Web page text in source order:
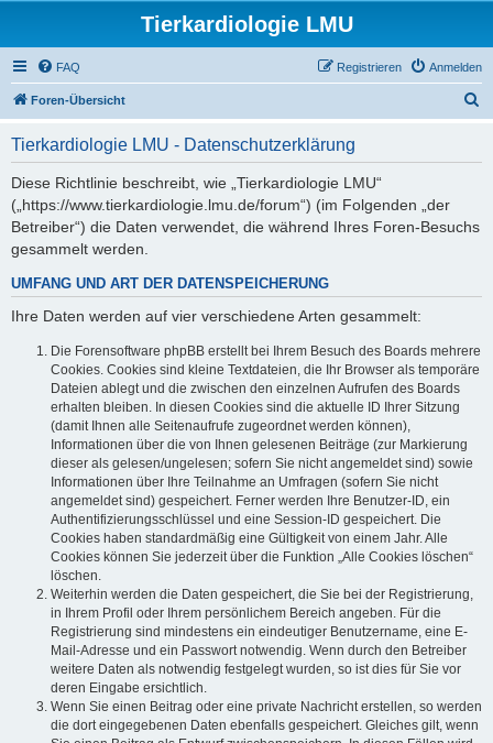
Tierkardiologie LMU
FAQ Anmelden
Registrieren
Foren-Übersicht
Tierkardiologie LMU - Datenschutzerklärung
Diese Richtlinie beschreibt, wie „Tierkardiologie LMU“
(„https://www.tierkardiologie.lmu.de/forum“) (im Folgenden „der
Betreiber“) die Daten verwendet, die während Ihres Foren-Besuchs
gesammelt werden.
UMFANG UND ART DER DATENSPEICHERUNG
Ihre Daten werden auf vier verschiedene Arten gesammelt:
Die Forensoftware phpBB erstellt bei Ihrem Besuch des Boards mehrere
Cookies. Cookies sind kleine Textdateien, die Ihr Browser als temporäre
Dateien ablegt und die zwischen den einzelnen Aufrufen des Boards
erhalten bleiben. In diesen Cookies sind die aktuelle ID Ihrer Sitzung
(damit Ihnen alle Seitenaufrufe zugeordnet werden können),
Informationen über die von Ihnen gelesenen Beiträge (zur Markierung
dieser als gelesen/ungelesen; sofern Sie nicht angemeldet sind) sowie
Informationen über Ihre Teilnahme an Umfragen (sofern Sie nicht
angemeldet sind) gespeichert. Ferner werden Ihre Benutzer-ID, ein
Authentifizierungsschlüssel und eine Session-ID gespeichert. Die
Cookies haben standardmäßig eine Gültigkeit von einem Jahr. Alle
Cookies können Sie jederzeit über die Funktion „Alle Cookies löschen“
löschen.
Weiterhin werden die Daten gespeichert, die Sie bei der Registrierung,
in Ihrem Profil oder Ihrem persönlichem Bereich angeben. Für die
Registrierung sind mindestens ein eindeutiger Benutzername, eine E-
Mail-Adresse und ein Passwort notwendig. Wenn durch den Betreiber
weitere Daten als notwendig festgelegt wurden, so ist dies für Sie vor
deren Eingabe ersichtlich.
Wenn Sie einen Beitrag oder eine private Nachricht erstellen, so werden
die dort eingegebenen Daten ebenfalls gespeichert. Gleiches gilt, wenn